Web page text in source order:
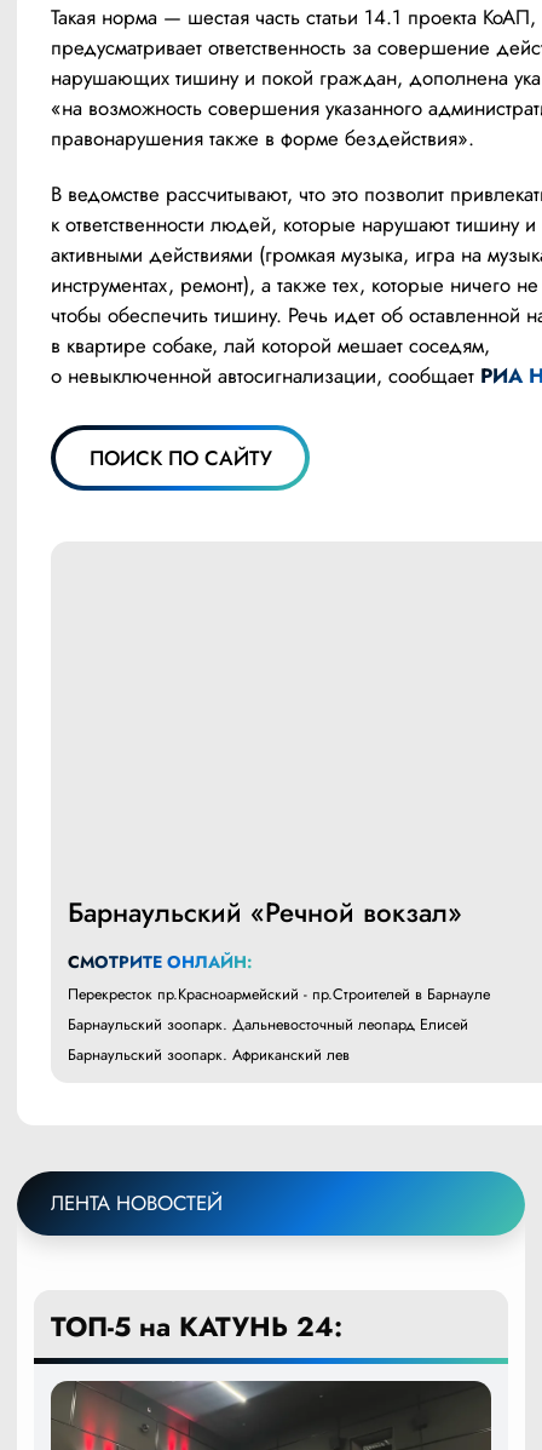
Такая норма — шестая часть статьи 14.1 проекта КоАП,
предусматривает ответственность за совершение
нарушающих тишину и покой граждан, дополнена
«на возможность совершения указанного
правонарушения также в форме бездействия».
В ведомстве рассчитывают, что это позволит
к ответственности людей, которые нарушают тишину и
активными действиями (громкая музыка, игра на
инструментах, ремонт), а также тех, которые ничего
чтобы обеспечить тишину. Речь идет об оставленной
в квартире собаке, лай которой мешает соседям,
о невыключенной автосигнализации, сообщает РИА
ПОИСК ПО САЙТУ
Барнаульский «Речной вокзал»
СМОТРИТЕ ОНЛАЙН:
Перекресток пр.Красноармейский - пр.Строителей в Барнауле
Барнаульский зоопарк. Дальневосточный леопард Елисей
Барнаульский зоопарк. Африканский лев
ЛЕНТА НОВОСТЕЙ
ТОП-5 на КАТУНЬ 24: